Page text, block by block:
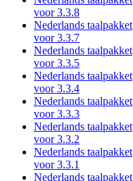
voor 3.3.8
Nederlands taalpakket
voor 3.3.7
Nederlands taalpakket
voor 3.3.5
Nederlands taalpakket
voor 3.3.4
Nederlands taalpakket
voor 3.3.3
Nederlands taalpakket
voor 3.3.2
Nederlands taalpakket
voor 3.3.1
Nederlands taalpakket